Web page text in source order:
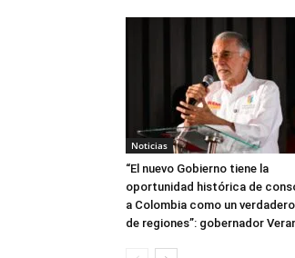
Noticias
“El nuevo Gobierno tiene la
oportunidad histórica de
a Colombia como un
de regiones”: gobernador